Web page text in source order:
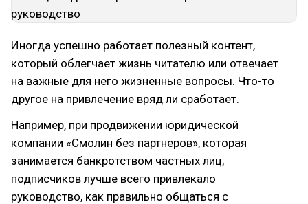
Иногда успешно работает полезный контент,
который облегчает жизнь читателю или отвечает
на важные для него жизненные вопросы. Что-то
другое на привлечение вряд ли сработает.
Например, при продвижении юридической
компании «Смолин без партнеров», которая
занимается банкротством частных лиц,
подписчиков лучше всего привлекало
руководство, как правильно общаться с